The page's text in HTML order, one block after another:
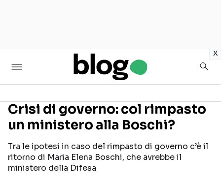
x
Seguici sui social
Crisi di governo: col rimpasto
un ministero alla Boschi?
Tra le ipotesi in caso del rimpasto di governo c’è il
ritorno di Maria Elena Boschi, che avrebbe il
ministero della Difesa